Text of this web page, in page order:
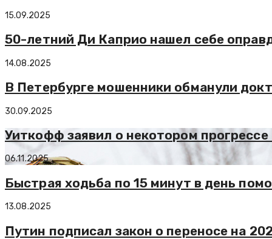
15.09.2025
50-летний Ди Каприо нашел себе
14.08.2025
В Петербурге мошенники обманули
30.09.2025
Уиткофф заявил о некотором прогрессе
06.11.2025
Быстрая ходьба по 15 минут в день
13.08.2025
Путин подписал закон о переносе на